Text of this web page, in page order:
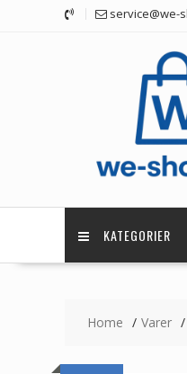
service@we-
KATEGORIER
Home Varer